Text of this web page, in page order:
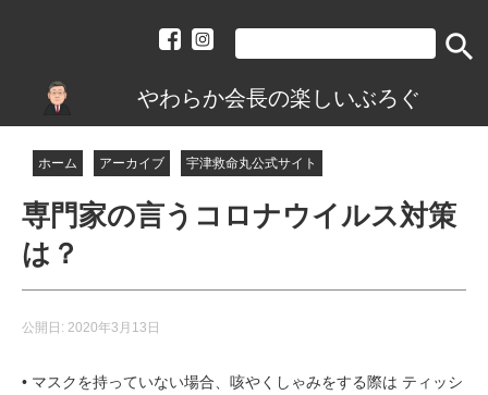
search
やわらか会長の楽しいぶろぐ
ホーム アーカイブ 宇津救命丸公式サイト
専門家の言うコロナウイルス対策
は？
公開日: 2020年3月13日
• マスクを持っていない場合、咳やくしゃみをする際は ティッシ